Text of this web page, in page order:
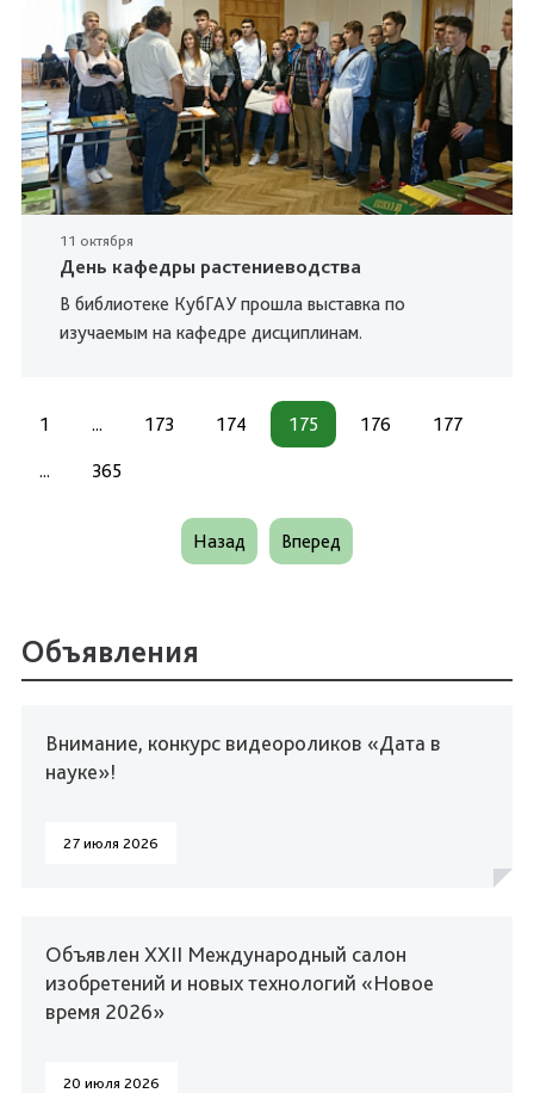
11 октября
День кафедры растениеводства
В библиотеке КубГАУ прошла выставка по
изучаемым на кафедре дисциплинам.
1 ... 173 174 175 176 177
... 365
Назад Вперед
Объявления
Внимание, конкурс видеороликов «Дата в
науке»!
27 июля 2026
Объявлен XXII Международный салон
изобретений и новых технологий «Новое
время 2026»
20 июля 2026